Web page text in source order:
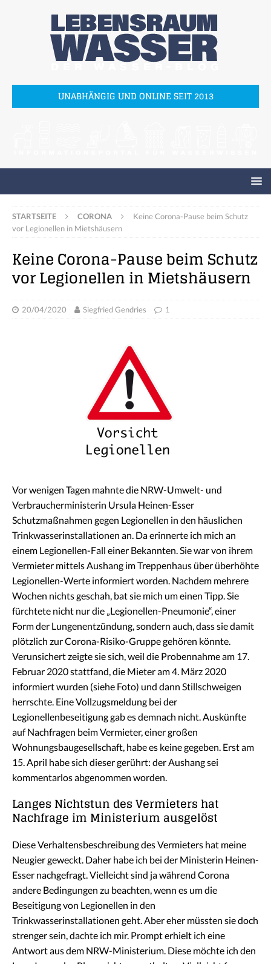
UNABHÄNGIG UND ONLINE SEIT 2013
STARTSEITE CORONA
Keine Corona-Pause beim Schutz
vor Legionellen in Mietshäusern
Keine Corona-Pause beim Schutz
vor Legionellen in Mietshäusern
20/04/2020 Siegfried Gendries 1
Vor wenigen Tagen mahnte die NRW-Umwelt- und
Verbraucherministerin Ursula Heinen-Esser
Schutzmaßnahmen gegen Legionellen in den häuslichen
Trinkwasserinstallationen an. Da erinnerte ich mich an
einem Legionellen-Fall einer Bekannten. Sie war von ihrem
Vermieter mittels Aushang im Treppenhaus über überhöhte
Legionellen-Werte informiert worden. Nachdem mehrere
Wochen nichts geschah, bat sie mich um einen Tipp. Sie
fürchtete nicht nur die „Legionellen-Pneumonie“, einer
Form der Lungenentzündung, sondern auch, dass sie damit
plötzlich zur Corona-Risiko-Gruppe gehören könnte.
Verunsichert zeigte sie sich, weil die Probennahme am 17.
Februar 2020 stattfand, die Mieter am 4. März 2020
informiert wurden (siehe Foto) und dann Stillschweigen
herrschte. Eine Vollzugsmeldung bei der
Legionellenbeseitigung gab es demnach nicht. Auskünfte
auf Nachfragen beim Vermieter, einer großen
Wohnungsbaugesellschaft, habe es keine gegeben. Erst am
15. April habe sich dieser gerührt: der Aushang sei
kommentarlos abgenommen worden.
Langes Nichtstun des Vermieters hat
Nachfrage im Ministerium ausgelöst
Diese Verhaltensbeschreibung des Vermieters hat meine
Neugier geweckt. Daher habe ich bei der Ministerin Heinen-
Esser nachgefragt. Vielleicht sind ja während Corona
andere Bedingungen zu beachten, wenn es um die
Beseitigung von Legionellen in den
Trinkwasserinstallationen geht. Aber eher müssten sie doch
strenger sein, dachte ich mir. Prompt erhielt ich eine
Antwort aus dem NRW-Ministerium. Diese möchte ich den